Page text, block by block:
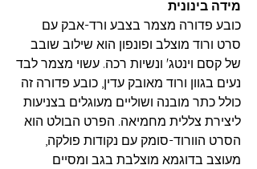
מידה בינונית
כובע פדורה מצמר בצבע ורד-אבק עם
סרט ורוד מוצלב ופונפון הוא שילוב שובב
של קסם וינטג' ונשיות רכה. עשוי מצמר לבד
נעים בגוון ורוד מאובק עדין, כובע פדורה זה
כולל כתר מובנה ושוליים מעוגלים בצניעות
ליצירת צללית מחמיאה. הפרט הבולט הוא
הסרט הוורוד-סומק עם נקודות פולקה,
מעוצב בדוגמא מוצלבת בגב ומסיים